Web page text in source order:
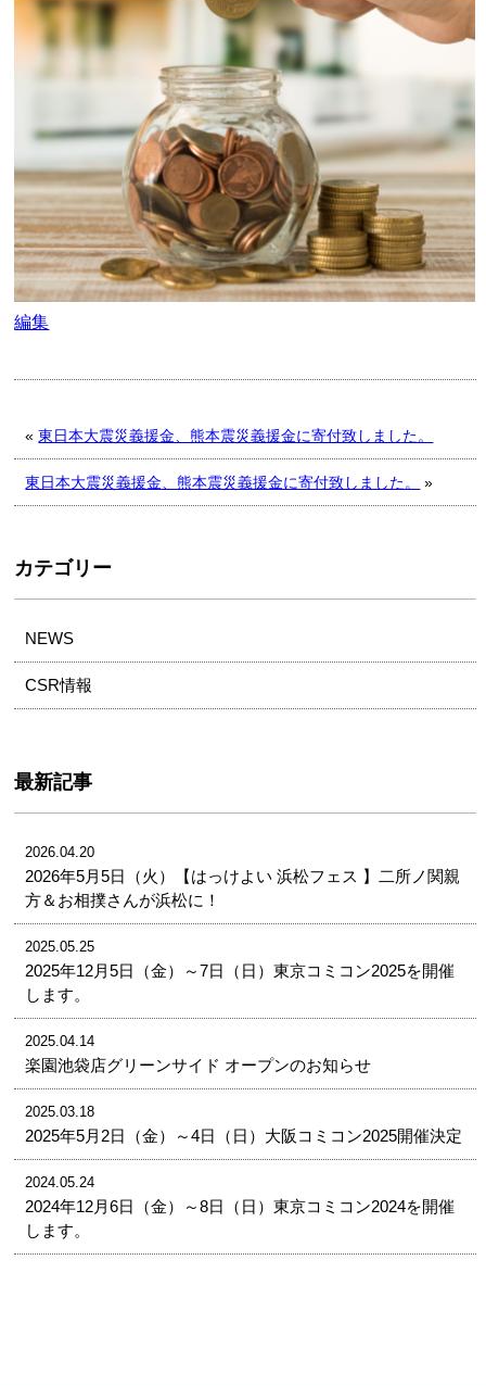
編集日
集
«東日本大震災義援金、熊本震災義援金に寄付致しました。
東日本大震災義援金、熊本震災義援金に寄付致しました。 »
カテゴリー
NEWS
CSR情報
最新記事
2026.04.20
2026年5月5日（火）【はっけよい 浜松フェス 】二所ノ関親
方＆お相撲さんが浜松に！
2025.05.25
2025年12月5日（金）～7日（日）東京コミコン2025を開催
します。
2025.04.14
楽園池袋店グリーンサイド オープンのお知らせ
2025.03.18
2025年5月2日（金）～4日（日）大阪コミコン2025開催決定
2024.05.24
2024年12月6日（金）～8日（日）東京コミコン2024を開催
します。